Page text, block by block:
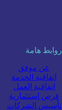
روابط هامة
عن موفق
اتفاقية الخدمة
اتفاقية العمل
فرص استثمارية
تأسيس الشركات